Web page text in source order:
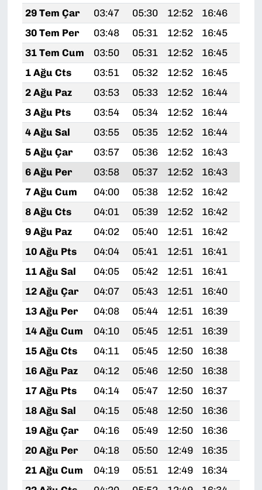
29 Tem Çar
03:47 05:30 12:52 16:46
30 Tem Per
03:48 05:31 12:52 16:45
31 Tem Cum
03:50 05:31 12:52 16:45
1 Ağu Cts
03:51 05:32 12:52 16:45
2 Ağu Paz
03:53 05:33 12:52 16:44
3 Ağu Pts
03:54 05:34 12:52 16:44
4 Ağu Sal
03:55 05:35 12:52 16:44
5 Ağu Çar
03:57 05:36 12:52 16:43
6 Ağu Per
03:58 05:37 12:52 16:43
7 Ağu Cum
04:00 05:38 12:52 16:42
8 Ağu Cts
04:01 05:39 12:52 16:42
9 Ağu Paz
04:02 05:40 12:51 16:42
10 Ağu Pts
04:04 05:41 12:51 16:41
11 Ağu Sal
04:05 05:42 12:51 16:41
12 Ağu Çar
04:07 05:43 12:51 16:40
13 Ağu Per
04:08 05:44 12:51 16:39
14 Ağu Cum
04:10 05:45 12:51 16:39
15 Ağu Cts
04:11 05:45 12:50 16:38
16 Ağu Paz
04:12 05:46 12:50 16:38
17 Ağu Pts
04:14 05:47 12:50 16:37
18 Ağu Sal
04:15 05:48 12:50 16:36
19 Ağu Çar
04:16 05:49 12:50 16:36
20 Ağu Per
04:18 05:50 12:49 16:35
21 Ağu Cum
04:19 05:51 12:49 16:34